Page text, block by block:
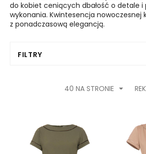
do kobiet ceniących dbałość o detale i
wykonania. Kwintesencja nowoczesnej
z ponadczasową elegancją.
FILTRY
40 NA STRONIE